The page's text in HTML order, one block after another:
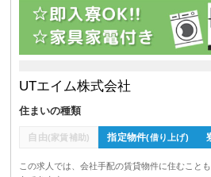
UTエイム株式会社
住まいの種類
自由(家賃補助) 指定物件(借り上げ)
この求人では、会社手配の賃貸物件に住むこと